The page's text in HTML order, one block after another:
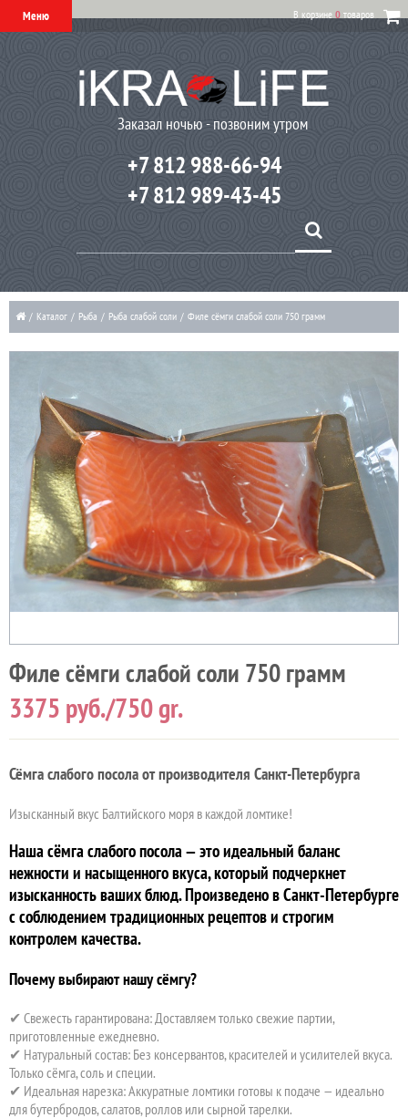
Меню В корзине 0 товаров
Заказал ночью - позвоним утром
+7 812 988-66-94
+7 812 989-43-45
/ Каталог / Рыба / Рыба слабой соли / Филе сёмги слабой соли 750 грамм
Филе сёмги слабой соли 750 грамм
3375 руб./750 gr.
Сёмга слабого посола от производителя Санкт-Петербурга
Изысканный вкус Балтийского моря в каждой ломтике!
Наша сёмга слабого посола — это идеальный баланс
нежности и насыщенного вкуса, который подчеркнет
изысканность ваших блюд. Произведено в Санкт-Петербурге
с соблюдением традиционных рецептов и строгим
контролем качества.
Почему выбирают нашу сёмгу?
✔ Свежесть гарантирована: Доставляем только свежие партии,
приготовленные ежедневно.
✔ Натуральный состав: Без консервантов, красителей и усилителей вкуса.
Только сёмга, соль и специи.
✔ Идеальная нарезка: Аккуратные ломтики готовы к подаче — идеально
для бутербродов, салатов, роллов или сырной тарелки.